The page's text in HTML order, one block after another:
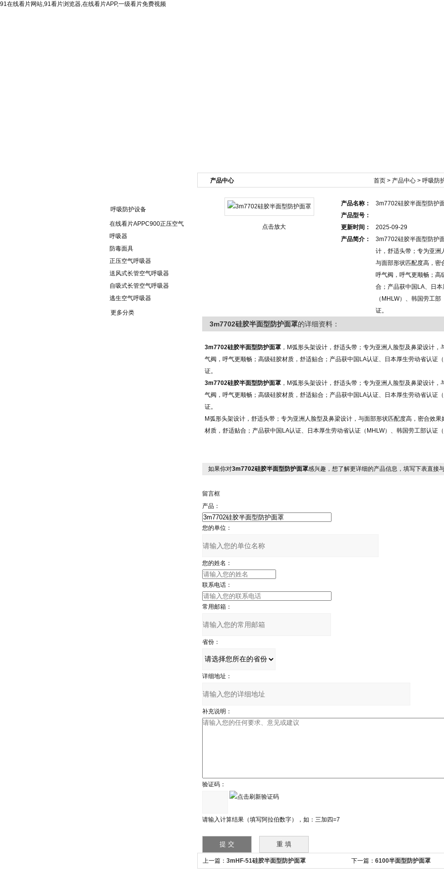
91在线看片网站,91看片浏览器,在线看片APP,一级看片免费视频
呼吸防护设备
在线看片APPC900正压空气
呼吸器
防毒面具
正压空气呼吸器
送风式长管空气呼吸器
自吸式长管空气呼吸器
逃生空气呼吸器
更多分类
首页 > 产品中心 > 呼吸防
产品中心
点击放大
产品名称：
3m7702硅胶半面型防护
产品型号：
更新时间：
2025-09-29
产品简介：
3m7702硅胶半面型防护
计，舒适头带；专为亚洲
与面部形状匹配度高，密
呼气阀，呼气更顺畅；高
合；产品获中国LA、日
（MHLW）、韩国劳工
证。
3m7702硅胶半面型防护面罩的详细资料：
3m7702硅胶半面型防护面罩 ，M弧形头架设计，舒适头带；专为亚洲人脸型及鼻梁设计
气阀，呼气更顺畅；高级硅胶材质，舒适贴合；产品获中国LA认证、日本厚生劳动省认证
证。
3m7702硅胶半面型防护面罩 ，M弧形头架设计，舒适头带；专为亚洲人脸型及鼻梁设计
气阀，呼气更顺畅；高级硅胶材质，舒适贴合；产品获中国LA认证、日本厚生劳动省认证
证。
M弧形头架设计，舒适头带；专为亚洲人脸型及鼻梁设计，与面部形状匹配度高，密合效
材质，舒适贴合；产品获中国LA认证、日本厚生劳动省认证（MHLW）、
如果你对3m7702硅胶半面型防护面罩感兴趣，想了解更详细的产品信息，填写下表直接
留言框
产品：
您的单位：
您的姓名：
联系电话：
常用邮箱：
省份：
详细地址：
补充说明：
验证码：
请输入计算结果（填写阿拉伯数字），如：三加四=7
上一篇： 3mHF-51硅胶半面型防护面罩 下一篇： 6100半面型防护面罩